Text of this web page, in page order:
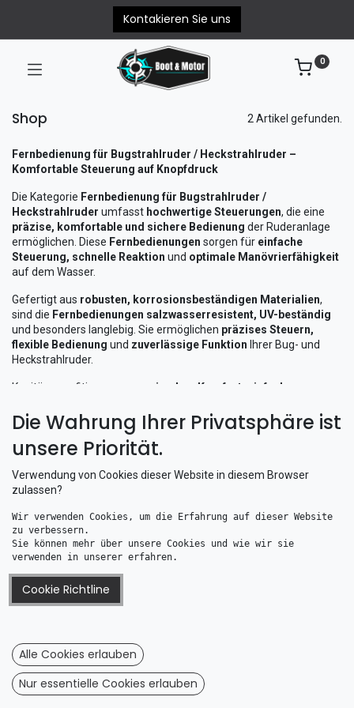
Kontakieren Sie uns
0
Shop 2 Artikel gefunden.
Fernbedienung für Bugstrahlruder / Heckstrahlruder –
Komfortable Steuerung auf Knopfdruck
Die Kategorie Fernbedienung für Bugstrahlruder /
Heckstrahlruder umfasst hochwertige Steuerungen, die eine
präzise, komfortable und sichere Bedienung der Ruderanlage
ermöglichen. Diese Fernbedienungen sorgen für einfache
Steuerung, schnelle Reaktion und optimale Manövrierfähigkeit
auf dem Wasser.
Gefertigt aus robusten, korrosionsbeständigen Materialien,
sind die Fernbedienungen salzwasserresistent, UV-beständig
und besonders langlebig. Sie ermöglichen präzises Steuern,
flexible Bedienung und zuverlässige Funktion Ihrer Bug- und
Heckstrahlruder.
Kapitäne profitieren von
maximalem Komfort, einfacher
Fernbedienung für Bugstrahlruder / Heckstrahlruderdie
perfekte Lösung fürpräzise Manöver und sichere Navigationist.
150,29€
Die Wahrung Ihrer Privatsphäre ist
unsere Priorität.
Verwendung von Cookies dieser Website in diesem Browser
zulassen?
Wir verwenden Cookies, um die Erfahrung auf dieser Website
zu verbessern.
Sie können mehr über unsere Cookies und wie wir sie
verwenden in unserer erfahren.
Cookie Richtline
Alle Cookies erlauben
Nur essentielle Cookies erlauben